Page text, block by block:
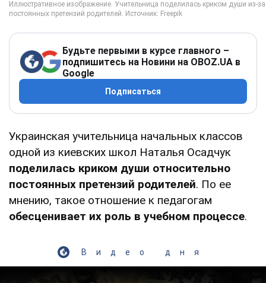
Будьте первыми в курсе главного –
подпишитесь на Новини на OBOZ.UA в
Google
Подписаться
Украинская учительница начальных классов
одной из киевских школ Наталья Осадчук
поделилась криком души относительно
постоянных претензий родителей. По ее
мнению, такое отношение к педагогам
обесценивает их роль в учебном процессе.
Видео дня